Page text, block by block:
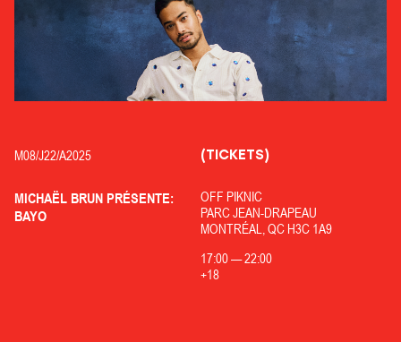
M08/J22/A2025
MICHAËL BRUN PRÉSENTE:
BAYO
OFF PIKNIC
PARC JEAN-DRAPEAU
MONTRÉAL, QC H3C 1A9
17:00—22:00
+18
(TICKETS)